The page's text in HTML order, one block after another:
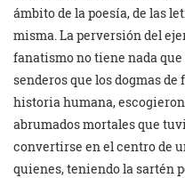
ámbito de la poesía, de las
misma. La perversión del
fanatismo no tiene nada
senderos que los dogmas de
historia humana,
abrumados mortales que
convertirse en el centro de
quienes, teniendo la sartén